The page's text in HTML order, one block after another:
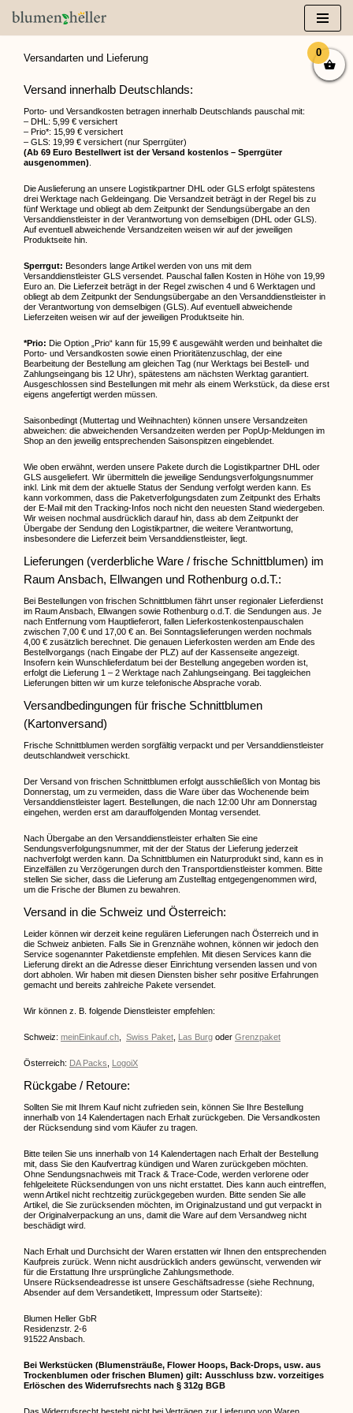
Zum
springen
Versandarten und Lieferung
Versand innerhalb Deutschlands:
Porto- und Versandkosten betragen innerhalb Deutschlands pauschal mit:
– DHL: 5,99 € versichert
– Prio*: 15,99 € versichert
– GLS: 19,99 € versichert (nur Sperrgüter)
(Ab 69 Euro Bestellwert ist der Versand kostenlos – Sperrgüter
ausgenommen)
Die Auslieferung an unsere Logistikpartner DHL oder GLS erfolgt spätestens
drei Werktage nach Geldeingang. Die Versandzeit beträgt in der Regel bis zu
fünf Werktage und obliegt ab dem Zeitpunkt der Sendungsübergabe an den
Versanddienstleister in der Verantwortung von demselbigen (DHL oder GLS).
Auf eventuell abweichende Versandzeiten weisen wir auf der jeweiligen
Produktseite hin.
Sperrgut: Besonders lange Artikel werden von uns mit dem
Versanddienstleister GLS versendet. Pauschal fallen Kosten in Höhe von 19,99
Euro an. Die Lieferzeit beträgt in der Regel zwischen 4 und 6 Werktagen und
obliegt ab dem Zeitpunkt der Sendungsübergabe an den Versanddienstleister in
der Verantwortung von demselbigen (GLS). Auf eventuell abweichende
Lieferzeiten weisen wir auf der jeweiligen Produktseite hin.
*Prio: Die Option „Prio“ kann für 15,99 € ausgewählt werden und beinhaltet die
Porto- und Versandkosten sowie einen Prioritätenzuschlag, der eine
Bearbeitung der Bestellung am gleichen Tag (nur Werktags bei Bestell- und
Zahlungseingang bis 12 Uhr), spätestens am nächsten Werktag garantiert.
Ausgeschlossen sind Bestellungen mit mehr als einem Werkstück, da diese erst
eigens angefertigt werden müssen.
Saisonbedingt (Muttertag und Weihnachten) können unsere Versandzeiten
abweichen: die abweichenden Versandzeiten werden per PopUp-Meldungen im
Shop an den jeweilig entsprechenden Saisonspitzen eingeblendet.
Wie oben erwähnt, werden unsere Pakete durch die Logistikpartner DHL oder
GLS ausgeliefert. Wir übermitteln die jeweilige Sendungsverfolgungsnummer
inkl. Link mit dem der aktuelle Status der Sendung verfolgt werden kann. Es
kann vorkommen, dass die Paketverfolgungsdaten zum Zeitpunkt des Erhalts
der E-Mail mit den Tracking-Infos noch nicht den neuesten Stand wiedergeben.
Wir weisen nochmal ausdrücklich darauf hin, dass ab dem Zeitpunkt der
Übergabe der Sendung den Logistikpartner, die weitere Verantwortung,
insbesondere die Lieferzeit beim Versanddienstleister, liegt.
Lieferungen (verderbliche Ware / frische Schnittblumen) im
Raum Ansbach, Ellwangen und Rothenburg o.d.T.:
Bei Bestellungen von frischen Schnittblumen fährt unser regionaler Lieferdienst
im Raum Ansbach, Ellwangen sowie Rothenburg o.d.T. die Sendungen aus. Je
nach Entfernung vom Hauptlieferort, fallen Lieferkostenkostenpauschalen
zwischen 7,00 € und 17,00 € an. Bei Sonntagslieferungen werden nochmals
4,00 € zusätzlich berechnet. Die genauen Lieferkosten werden am Ende des
Bestellvorgangs (nach Eingabe der PLZ) auf der Kassenseite angezeigt.
Insofern kein Wunschlieferdatum bei der Bestellung angegeben worden ist,
erfolgt die Lieferung 1 – 2 Werktage nach Zahlungseingang. Bei taggleichen
Lieferungen bitten wir um kurze telefonische Absprache vorab.
Versandbedingungen für frische Schnittblumen
(Kartonversand)
Frische Schnittblumen werden sorgfältig verpackt und per Versanddienstleister
deutschlandweit verschickt.
Der Versand von frischen Schnittblumen erfolgt ausschließlich von Montag bis
Donnerstag, um zu vermeiden, dass die Ware über das Wochenende beim
Versanddienstleister lagert. Bestellungen, die nach 12:00 Uhr am Donnerstag
eingehen, werden erst am darauffolgenden Montag versendet.
Nach Übergabe an den Versanddienstleister erhalten Sie eine
Sendungsverfolgungsnummer, mit der der Status der Lieferung jederzeit
nachverfolgt werden kann. Da Schnittblumen ein Naturprodukt sind, kann es in
Einzelfällen zu Verzögerungen durch den Transportdienstleister kommen. Bitte
stellen Sie sicher, dass die Lieferung am Zustelltag entgegengenommen wird,
um die Frische der Blumen zu bewahren.
Versand in die Schweiz und Österreich:
Leider können wir derzeit keine regulären Lieferungen nach Österreich und in
die Schweiz anbieten. Falls Sie in Grenznähe wohnen, können wir jedoch den
Service sogenannter Paketdienste empfehlen. Mit diesen Services kann die
Lieferung direkt an die Adresse dieser Einrichtung versenden lassen und von
dort abholen. Wir haben mit diesen Diensten bisher sehr positive Erfahrungen
gemacht und bereits zahlreiche Pakete versendet.
Wir können z. B. folgende Dienstleister empfehlen:
Schweiz: meinEinkauf.ch Swiss Paket Las Burg oder Grenzpaket
Österreich: DA Packs LogoiX
Rückgabe / Retoure:
Sollten Sie mit Ihrem Kauf nicht zufrieden sein, können Sie Ihre Bestellung
innerhalb von 14 Kalendertagen nach Erhalt zurückgeben. Die Versandkosten
der Rücksendung sind vom Käufer zu tragen.
Bitte teilen Sie uns innerhalb von 14 Kalendertagen nach Erhalt der Bestellung
mit, dass Sie den Kaufvertrag kündigen und Waren zurückgeben möchten.
Ohne Sendungsnachweis mit Track & Trace-Code, werden verlorene oder
fehlgeleitete Rücksendungen von uns nicht erstattet. Dies kann auch eintreffen,
wenn Artikel nicht rechtzeitig zurückgegeben wurden. Bitte senden Sie alle
Artikel, die Sie zurücksenden möchten, im Originalzustand und gut verpackt in
der Originalverpackung an uns, damit die Ware auf dem Versandweg nicht
beschädigt wird.
Nach Erhalt und Durchsicht der Waren erstatten wir Ihnen den entsprechenden
Kaufpreis zurück. Wenn nicht ausdrücklich anders gewünscht, verwenden wir
für die Erstattung Ihre ursprüngliche Zahlungsmethode.
Unsere Rücksendeadresse ist unsere Geschäftsadresse (siehe Rechnung,
Absender auf dem Versandetikett, Impressum oder Startseite):
Blumen Heller GbR
Residenzstr. 2-6
91522 Ansbach.
Bei Werkstücken (Blumensträuße, Flower Hoops, Back-Drops, usw. aus
Trockenblumen oder frischen Blumen) gilt: Ausschluss bzw. vorzeitiges
Erlöschen des Widerrufsrechts nach § 312g BGB
0